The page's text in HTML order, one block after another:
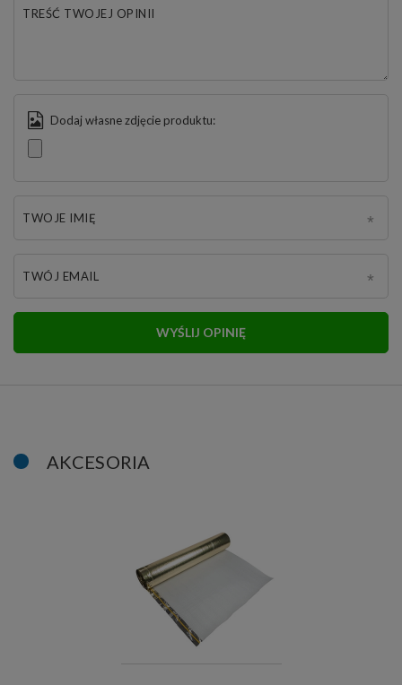
TREŚĆ TWOJEJ OPINII
Dodaj własne zdjęcie produktu:
TWOJE IMIĘ
TWÓJ EMAIL
WYŚLIJ OPINIĘ
AKCESORIA